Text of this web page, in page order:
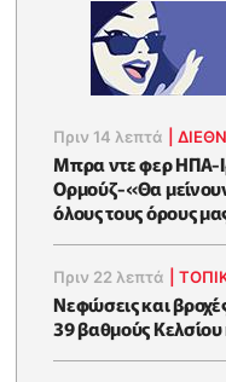
Πριν 14 λεπτά |
Μπρα ντε φερ ΗΠΑ-
Ορμούζ-«Θα
όλους τους όρους
Πριν 22 λεπτά |
Νεφώσεις και
39 βαθμούς